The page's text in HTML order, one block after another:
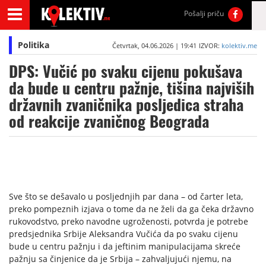
Pošalji priču
Politika Četvrtak, 04.06.2026 | 19:41 IZVOR: kolektiv.me
DPS: Vučić po svaku cijenu pokušava
da bude u centru pažnje, tišina najviših
državnih zvaničnika posljedica straha
od reakcije zvaničnog Beograda
Sve što se dešavalo u posljednjih par dana – od čarter leta,
preko pompeznih izjava o tome da ne želi da ga čeka državno
rukovodstvo, preko navodne ugroženosti, potvrda je potrebe
predsjednika Srbije Aleksandra Vučića da po svaku cijenu
bude u centru pažnju i da jeftinim manipulacijama skreće
pažnju sa činjenice da je Srbija – zahvaljujući njemu, na